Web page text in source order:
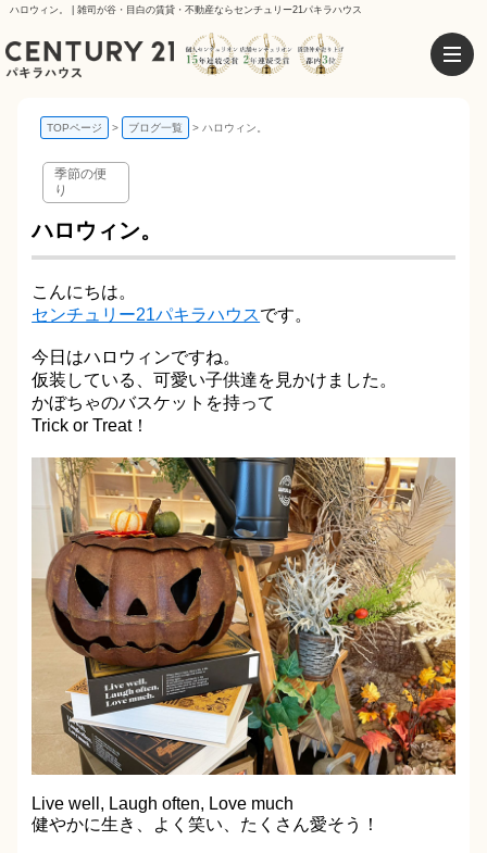
ハロウィン。 | 雑司が谷・目白の賃貸・不動産ならセンチュリー21パキラハウス
TOPページ ブログ一覧 ハロウィン。
季節の便
り
ハロウィン。
こんにちは。
センチュリー21パキラハウスです。
今日はハロウィンですね。
仮装している、可愛い子供達を見かけました。
かぼちゃのバスケットを持って
Trick or Treat！
Live well, Laugh often, Love much
健やかに生き、よく笑い、たくさん愛そう！